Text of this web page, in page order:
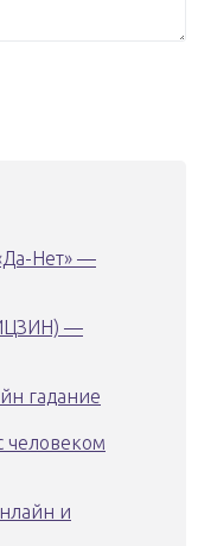
Нет» —
—
гадание
человеком
и